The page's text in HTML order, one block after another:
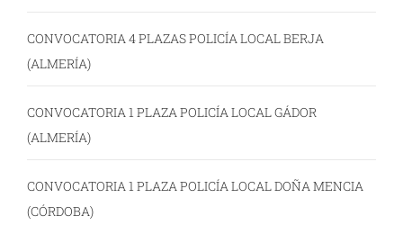
CONVOCATORIA 4 PLAZAS POLICÍA LOCAL BERJA
(ALMERÍA)
CONVOCATORIA 1 PLAZA POLICÍA LOCAL GÁDOR
(ALMERÍA)
CONVOCATORIA 1 PLAZA POLICÍA LOCAL DOÑA MENCIA
(CÓRDOBA)